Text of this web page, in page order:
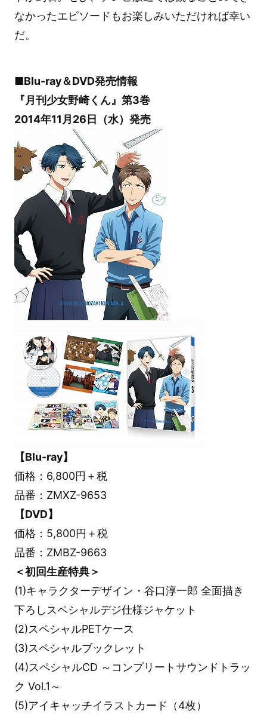
なかったエピソードもお楽しみいただければ幸い
だ。
■Blu-ray＆DVD発売情報
『月刊少女野崎くん』第3巻
2014年11月26日（水）発売
【Blu-ray】
価格：6,800円＋税
品番：ZMXZ-9653
【DVD】
価格：5,800円＋税
品番：ZMBZ-9663
＜初回生産特典＞
(1)キャラクターデザイン・谷口淳一郎 全面描き
下ろしスペシャルデジ仕様ジャケット
(2)スペシャルPETケース
(3)スペシャルブックレット
(4)スペシャルCD ～コンプリートサウンドトラッ
ク Vol.1～
(5)アイキャッチイラストカード（4枚）